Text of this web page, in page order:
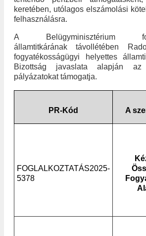
keretében, utólagos elszámolási
felhasználásra.
A Belügyminisztérium
államtitkárának távollétében
fogyatékosságügyi helyettes
Bizottság javaslata alapján
pályázatokat támogatja.
PR-Kód A
FOGLALKOZTATÁS2025-
5378